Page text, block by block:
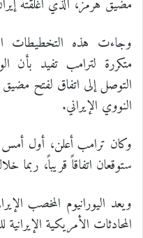
مضيق هرمز، الذي أغلقته
وجاءت هذه التخطيطات
متكررة لترامب تفيد بأن
التوصل إلى اتفاق لفتح مضيق
النووي الإيراني.
وكان ترامب أعلن، أول أمس
ستوقعان اتفاقاً قريباً، ربما
ويعد اليورانيوم المخصب
المحادثات الأمريكية